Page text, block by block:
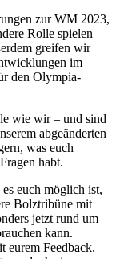
zur WM 2023,
Rolle spielen
greifen wir
im
den Olympia-
wie wir – und sind
abgeänderten
was euch
habt.
euch möglich ist,
Bolztribüne mit
jetzt rund um
kann.
eurem Feedback.